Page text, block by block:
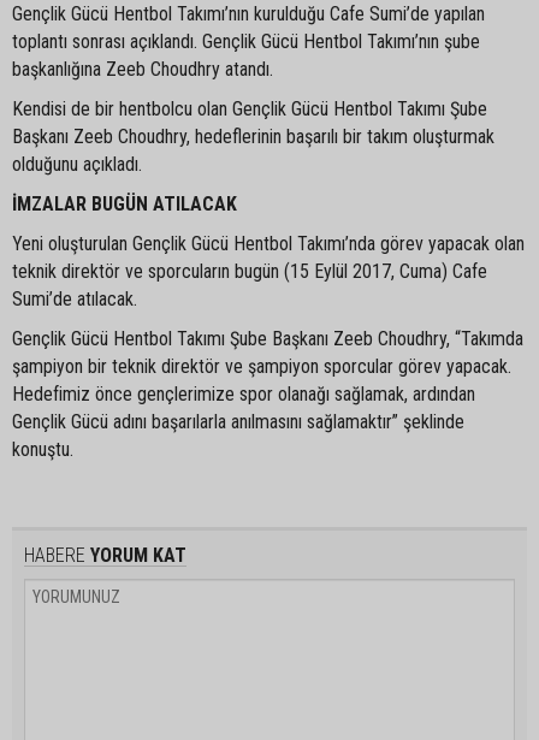
Gençlik Gücü Hentbol Takımı’nın kurulduğu Cafe Sumi’de yapılan
toplantı sonrası açıklandı. Gençlik Gücü Hentbol Takımı’nın şube
başkanlığına Zeeb Choudhry atandı.
Kendisi de bir hentbolcu olan Gençlik Gücü Hentbol Takımı Şube
Başkanı Zeeb Choudhry, hedeflerinin başarılı bir takım oluşturmak
olduğunu açıkladı.
İMZALAR BUGÜN ATILACAK
Yeni oluşturulan Gençlik Gücü Hentbol Takımı’nda görev yapacak olan
teknik direktör ve sporcuların bugün (15 Eylül 2017, Cuma) Cafe
Sumi’de atılacak.
Gençlik Gücü Hentbol Takımı Şube Başkanı Zeeb Choudhry, “Takımda
şampiyon bir teknik direktör ve şampiyon sporcular görev yapacak.
Hedefimiz önce gençlerimize spor olanağı sağlamak, ardından
Gençlik Gücü adını başarılarla anılmasını sağlamaktır” şeklinde
konuştu.
HABERE YORUM KAT